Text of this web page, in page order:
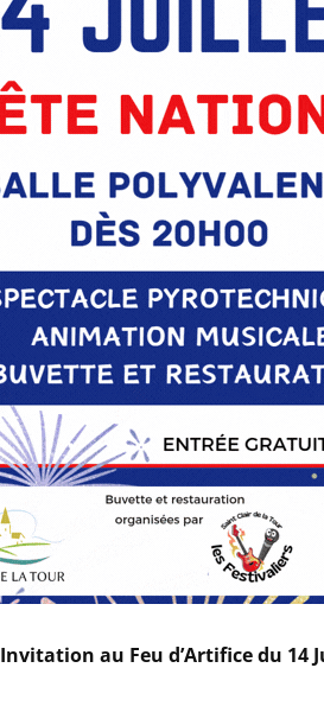
Invitation au Feu d’Artifice du 14